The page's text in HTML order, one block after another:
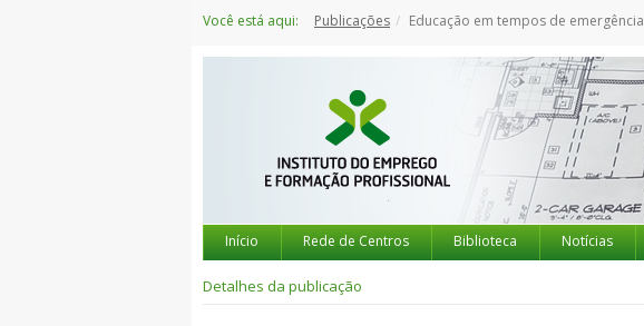
para
Você está aqui: Publicações Educação em tempos de emergência
Início Rede de Centros Biblioteca Notícias
Detalhes da publicação